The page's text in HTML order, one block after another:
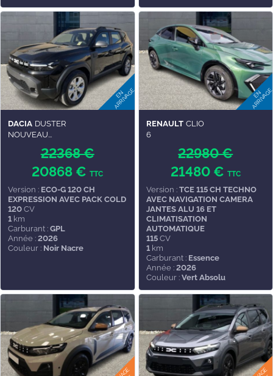
DACIA DUSTER
NOUVEAU...
22368 €
20868 €TTC
Version : ECO-G 120 CH
EXPRESSION AVEC PACK COLD
120 CV
1 km
Carburant : GPL
Année : 2026
Couleur : Noir Nacre
RENAULT CLIO
6
22980 €
21480 € TTC
Version : TCE 115 CH TECHNO
AVEC NAVIGATION CAMERA
JANTES ALU 16 ET
CLIMATISATION
AUTOMATIQUE
115CV
1km
Carburant : Essence
Année : 2026
Couleur : Vert Absolu